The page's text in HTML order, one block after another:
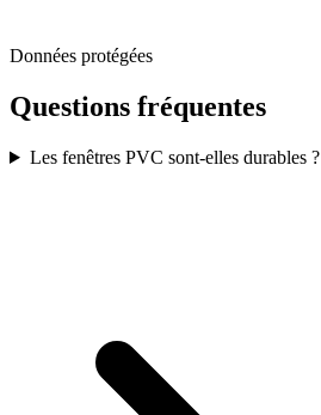
Données protégées
Questions fréquentes
Les fenêtres PVC sont-elles durables ?